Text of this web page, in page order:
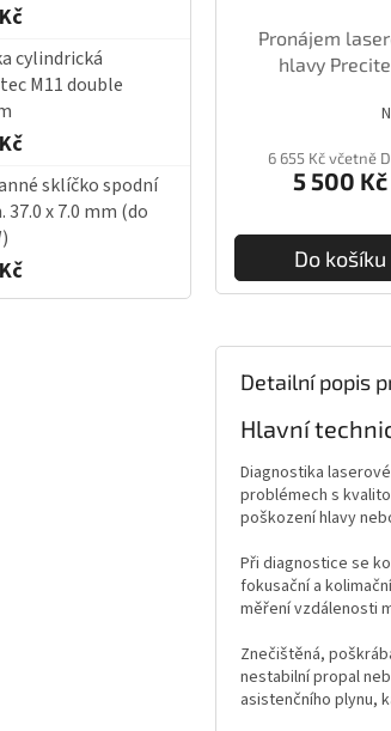
cylindrická
M11 double
sklíčko spodní
37.0 x 7.0 mm (do
Pronájem
hlavy
6 655 Kč včetně
5 500 Kč
Do košíku
Detailní popis
Hlavní
Diagnostika
problémech s
poškození hlavy
Při diagnostice se
fokusační a
měření vzdálenosti
Znečištěná,
nestabilní propal
asistenčního plynu,